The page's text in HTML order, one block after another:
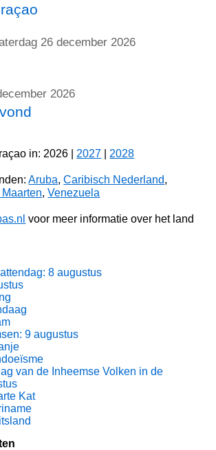
26 december 2026
2026
in: 2026 | 2027 | 2028
Aruba,Caribisch Nederland,
,Venezuela
voor meer informatie over het land
8 augustus
9 augustus
van de Inheemse Volken in de
Kat